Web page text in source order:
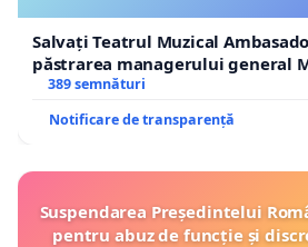
Salvați Teatrul Muzical
păstrarea managerului general
ROGOJAN
389 semnături
Notificare de transparență
Suspendarea Președintelui
pentru abuz de funcție și